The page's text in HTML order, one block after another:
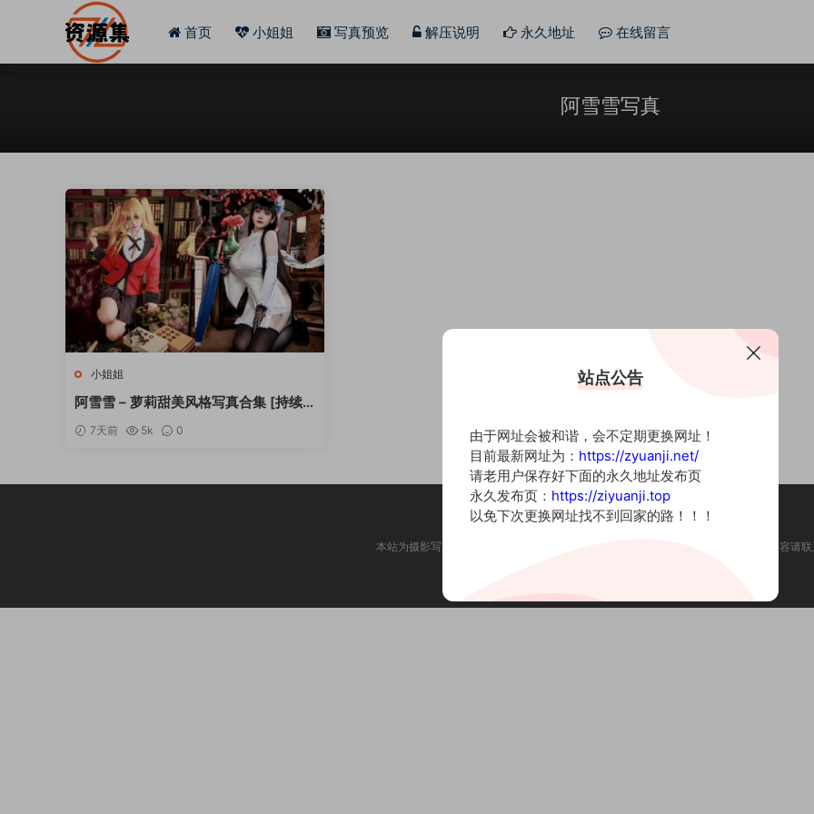
首页 小姐姐 写真预览 解压说明 永久地址 在线留言
阿雪雪写真
小姐姐
阿雪雪 – 萝莉甜美风格写真合集 [持续
7天前 5k 0
本站为摄影写真图片网站，内容来自网络收集整理，仅作个人学习使用。如有违法内容请
站点公告
由于网址会被和谐，会不定期更换网址！
目前最新网址为： https://zyuanji.net/
请老用户保存好下面的永久地址发布页
永久发布页： https://ziyuanji.top
以免下次更换网址找不到回家的路！！！